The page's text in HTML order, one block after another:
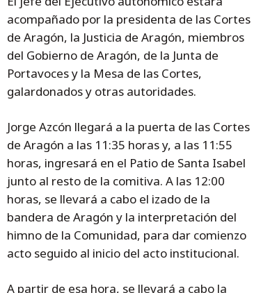
acompañado por la presidenta de las Cortes
de Aragón, la Justicia de Aragón, miembros
del Gobierno de Aragón, de la Junta de
Portavoces y la Mesa de las Cortes,
galardonados y otras autoridades.
Jorge Azcón llegará a la puerta de las Cortes
de Aragón a las 11:35 horas y, a las 11:55
horas, ingresará en el Patio de Santa Isabel
junto al resto de la comitiva. A las 12:00
horas, se llevará a cabo el izado de la
bandera de Aragón y la interpretación del
himno de la Comunidad, para dar comienzo
acto seguido al inicio del acto institucional.
A partir de esa hora, se llevará a cabo la